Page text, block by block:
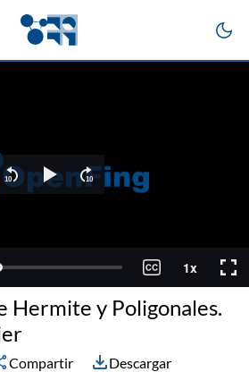
Hermite y Poligonales.
Compartir Descargar